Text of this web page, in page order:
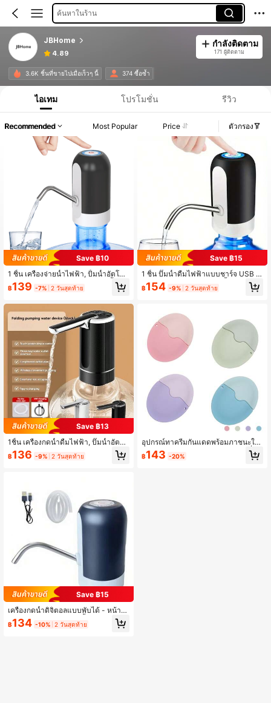
ค้นหาในร้าน
JBHome
4.89
กำลังติดตาม
171 ผู้ติดตาม
3.6K ชิ้นที่ขายไปเมื่อเร็วๆ นี้ 374 ซื้อซ้ำ
ไอเทม โปรโมชั่น รีวิว
Recommended Most Popular Price ตัวกรอง
Save ฿10
1 ชิ้น เครื่องจ่ายน้ำไฟฟ้า, ปั้มน้ำอัตโนมั
ติ ชาร์จไฟผ่าน USB สำหรับขวดน้ำขน
าด 3-5 แกลลอน, เครื่องจ่ายน้ำขวดพก
฿139 -7% 2 วันสุดท้าย
Save ฿13
1ชิ้น เครื่องกดน้ำดื่มไฟฟ้า, ปั๊มน้ำอัตโน
มัติแบบชาร์จ USB, เหมาะสำหรับขวด
น้ำขนาด 3-5 แกลลอน, เครื่องกดน้ำดื่ม
฿136 -9% 2 วันสุดท้าย
Save ฿15
เครื่องกดน้ำดิจิตอลแบบพับได้ - หน้าจ
อสัมผัส, ระบบจดจำลายนิ้วมือ, ใช้ได้กับ
น้ำแร่และน้ำดื่มบรรจุขวด โซลูชั่นสำหรั
฿134 -10% 2 วันสุดท้าย
Save ฿15
1 ชิ้น ปั๊มน้ำดื่มไฟฟ้าแบบชาร์จ USB อั
ตโนมัติ เหมาะสำหรับขวดน้ำขนาด 3-
5 แกลลอน, เครื่องจ่ายน้ำแบบพกพาสำ
฿154 -9% 2 วันสุดท้าย
อุปกรณ์ทาครีมกันแดดพร้อมภาชนะใน
ตัว สามารถเติมครีมกันแดดหรือโลชั่นไ
ด้ ลูกกลิ้ง + ฟองน้ำผสม สามารถทาได้อ
฿143 -20%